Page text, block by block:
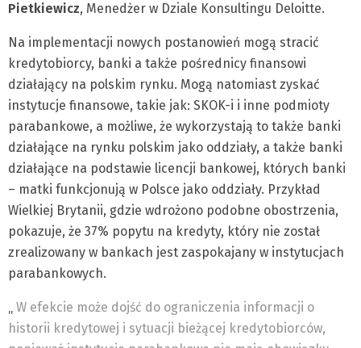
Pietkiewicz, Menedżer w Dziale Konsultingu Deloitte.
Na implementacji nowych postanowień mogą stracić
kredytobiorcy, banki a także pośrednicy finansowi
działający na polskim rynku. Mogą natomiast zyskać
instytucje finansowe, takie jak: SKOK-i i inne podmioty
parabankowe, a możliwe, że wykorzystają to także banki
działające na rynku polskim jako oddziały, a także banki
działające na podstawie licencji bankowej, których banki
– matki funkcjonują w Polsce jako oddziały. Przykład
Wielkiej Brytanii, gdzie wdrożono podobne obostrzenia,
pokazuje, że 37% popytu na kredyty, który nie został
zrealizowany w bankach jest zaspokajany w instytucjach
parabankowych.
„ W efekcie może dojść do ograniczenia informacji o
historii kredytowej i sytuacji bieżącej kredytobiorców,